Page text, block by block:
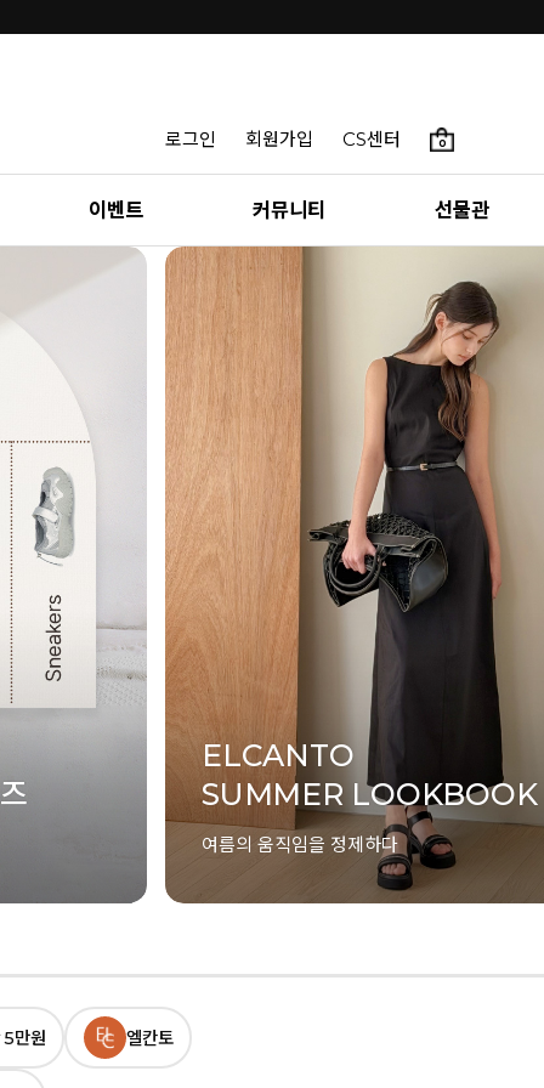
로그인 회원가입 CS센터 0
이벤트 커뮤니티 선물관
INTENSE & MAZZ
SUMMER LOOKBOOK
5만원 엘칸토